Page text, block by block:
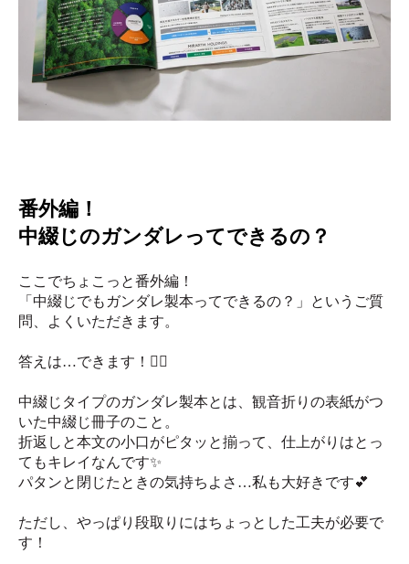
番外編！
中綴じのガンダレってできるの？
ここでちょこっと番外編！
「中綴じでもガンダレ製本ってできるの？」というご質
問、よくいただきます。
答えは…できます！🙆‍♀️
中綴じタイプのガンダレ製本とは、観音折りの表紙がつ
いた中綴じ冊子のこと。
折返しと本文の小口がピタッと揃って、仕上がりはとっ
てもキレイなんです✨
パタンと閉じたときの気持ちよさ…私も大好きです💕
ただし、やっぱり段取りにはちょっとした工夫が必要で
す！